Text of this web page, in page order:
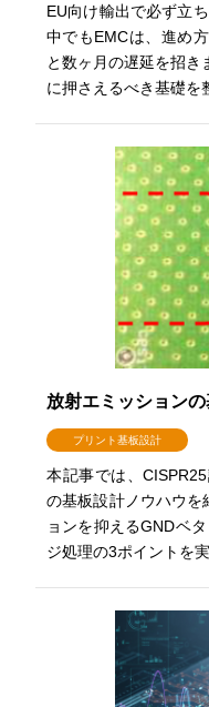
EU向け輸出で必ず立
中でもEMCは、進め
と数ヶ月の遅延を招き
に押さえるべき基礎を
放射エミッション
プリント基板設計
本記事では、
の基板設計ノウハウを
ョンを抑えるGNDベ
ジ処理の3ポイントを